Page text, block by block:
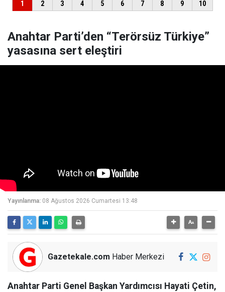
Anahtar Parti’den “Terörsüz Türkiye”
yasasına sert eleştiri
Yayınlanma: 08 Ağustos 2026 Cumartesi 13:48
Gazetekale.com Haber Merkezi
Anahtar Parti Genel Başkan Yardımcısı Hayati Çetin,